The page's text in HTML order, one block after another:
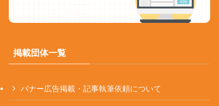
掲載団体一覧
バナー広告掲載・記事執筆依頼について